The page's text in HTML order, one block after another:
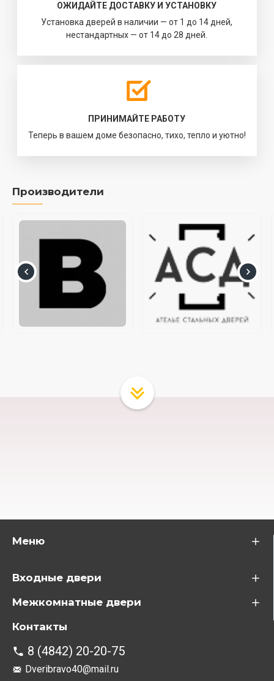
ОЖИДАЙТЕ ДОСТАВКУ И УСТАНОВКУ
Установка дверей в наличии — от 1 до 14 дней,
нестандартных — от 14 до 28 дней.
ПРИНИМАЙТЕ РАБОТУ
Теперь в вашем доме безопасно, тихо, тепло и уютно!
Производители
Меню
Входные двери
Межкомнатные двери
Контакты
8 (4842) 20-20-75
Dveribravo40@mail.ru